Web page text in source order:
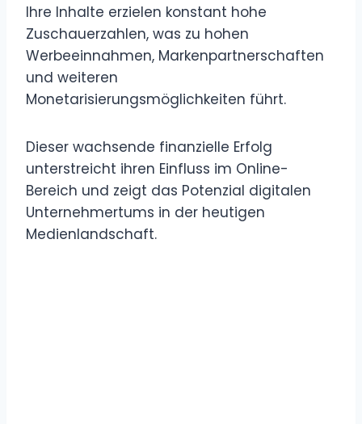
Ihre Inhalte erzielen konstant hohe
Zuschauerzahlen, was zu hohen
Werbeeinnahmen, Markenpartnerschaften
und weiteren
Monetarisierungsmöglichkeiten führt.
Dieser wachsende finanzielle Erfolg
unterstreicht ihren Einfluss im Online-
Bereich und zeigt das Potenzial digitalen
Unternehmertums in der heutigen
Medienlandschaft.